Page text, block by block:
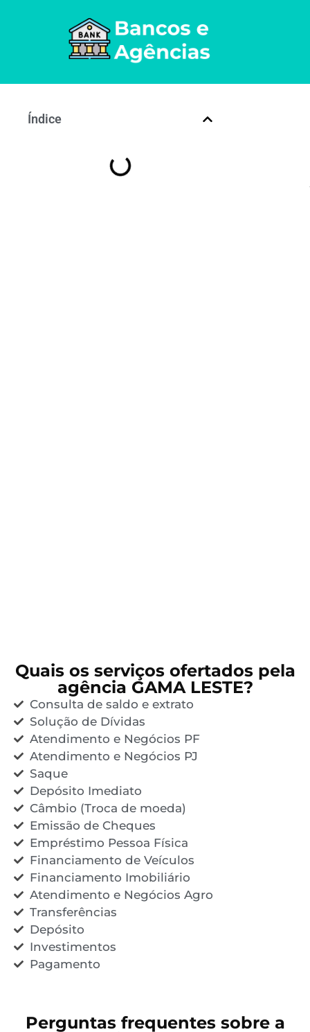
Índice
Quais os serviços ofertados pela
agência GAMA LESTE?
Consulta de saldo e extrato
Solução de Dívidas
Atendimento e Negócios PF
Atendimento e Negócios PJ
Saque
Depósito Imediato
Câmbio (Troca de moeda)
Emissão de Cheques
Empréstimo Pessoa Física
Financiamento de Veículos
Financiamento Imobiliário
Atendimento e Negócios Agro
Transferências
Depósito
Investimentos
Pagamento
Perguntas frequentes sobre a